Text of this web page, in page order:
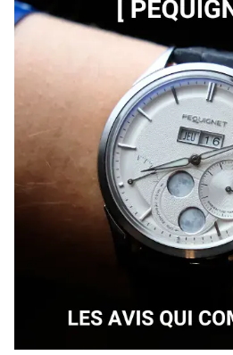
Fermoir a l ancienne avec
diamètre contenu plus
Luminescence très bonne
Système de micro réglages a 5
ajustement parfait pas
montres plus onéreuses en…